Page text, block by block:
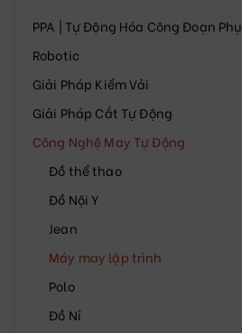
PPA | Tự Động Hóa Công Đoạn Phụ
Robotic
Giải Pháp Kiểm Vải
Giải Pháp Cắt Tự Động
Công Nghệ May Tự Động
Đồ thể thao
Đồ Nội Y
Jean
Máy may lập trình
Polo
Đồ Nỉ